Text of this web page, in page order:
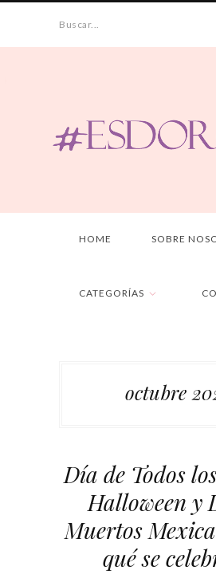
Buscar...
HOME SOBRE
CATEGORÍAS
octubre
Día de Todos
Halloween y
Muertos
qué se